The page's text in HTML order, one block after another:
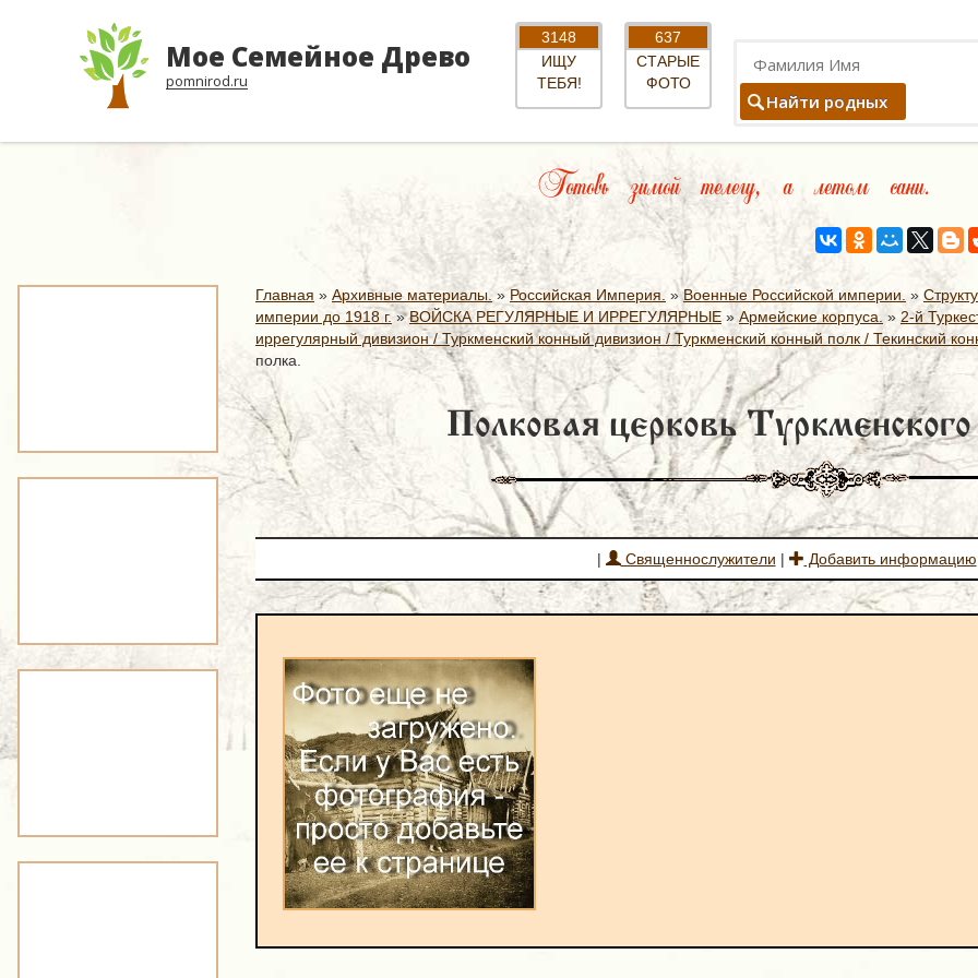
Мое Семейное Древо
pomnirod.ru
3148
ИЩУ
ТЕБЯ!
637
СТАРЫЕ
ФОТО
Найти родных
Готовь зимой телегу, а летом сани.
Главная » Архивные материалы. »Российская Империя. »Военные Российской империи. »
империи до 1918 г.»ВОЙСКА РЕГУЛЯРНЫЕ И ИРРЕГУЛЯРНЫЕ » Армейские корпуса. » 2-й
иррегулярный дивизион / Туркменский конный дивизион / Туркменский конный полк / Текинский
полка.
Полковая церковь Туркменского
| Священнослужители | Добавить информацию